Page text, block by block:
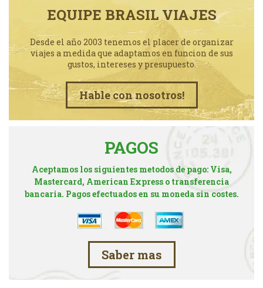
EQUIPE BRASIL VIAJES
Desde el año 2003 tenemos el placer de organizar
viajes a medida que adaptamos en funcion de sus
gustos, intereses y presupuesto.
Hable con nosotros!
PAGOS
Aceptamos los siguientes metodos de pago: Visa,
Mastercard, American Express o transferencia
bancaria. Pagos efectuados en su moneda sin costes.
Saber mas